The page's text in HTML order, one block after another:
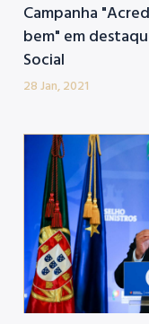
Campanha
bem" em
Social
28 Jan, 2021